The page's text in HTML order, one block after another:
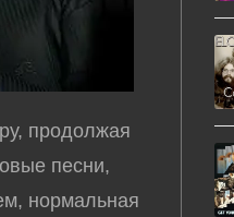
продолжая
песни,
нормальная